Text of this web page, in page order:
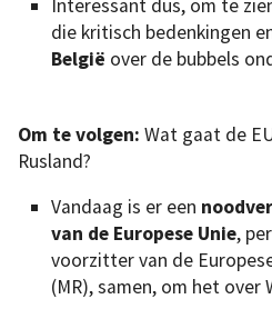
Interessant dus, om te
die kritisch bedenkingen
België over de bubbels
Om te volgen: Wat gaat de
Rusland?
Vandaag is er een
van de Europese Unie,
voorzitter van de
(MR), samen, om het over